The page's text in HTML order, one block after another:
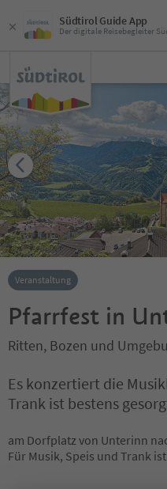
Südtirol Guide App
Der digitale Reisebegleiter
Veranstaltung
Pfarrfest in
Ritten, Bozen und
Es konzertiert die
Trank ist bestens
am Dorfplatz von Unterinn
Für Musik, Speis und Trank